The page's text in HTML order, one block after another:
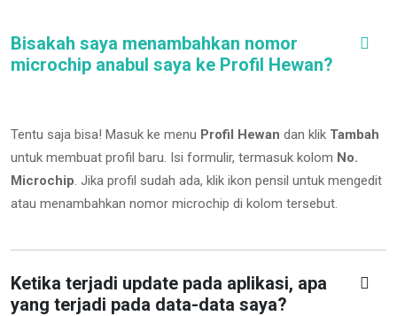
Bisakah saya menambahkan nomor
microchip anabul saya ke Profil Hewan?
Tentu saja bisa! Masuk ke menu Profil Hewan dan klik Tambah
untuk membuat profil baru. Isi formulir, termasuk kolom No.
Microchip. Jika profil sudah ada, klik ikon pensil untuk mengedit
atau menambahkan nomor microchip di kolom tersebut.
Ketika terjadi update pada aplikasi, apa
yang terjadi pada data-data saya?